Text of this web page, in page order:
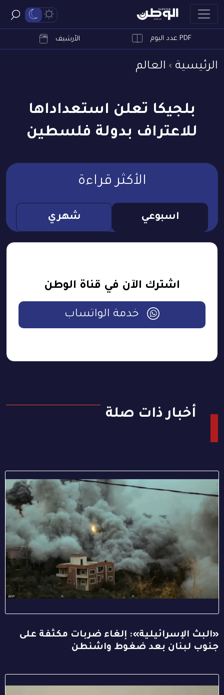
PDF عدد اليوم الأرشيف
الرئيسية العالم
بلجيكا تعلن استعداداها
للاعتراف بدولة فلسطين
الأكثر قراءة
اسبوعي شهري
اشترك الآن في قناة الوطن
خدمة الواتساب
أخبار ذات صلة
«البث الإسرائيلية»: إلغاء ضربات مكثفة على
جنوب لبنان بعد ضغوط واشنطن